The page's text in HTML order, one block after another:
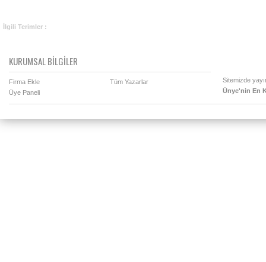
İlgili Terimler :
KURUMSAL BİLGİLER
Firma Ekle
Tüm Yazarlar
Üye Paneli
Sitemizde
Ünye'nin En